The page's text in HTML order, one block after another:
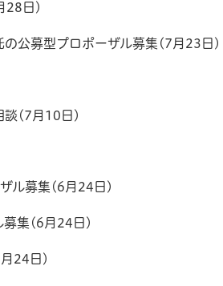
28日)
の公募型プロポーザル募集(7月23日)
談(7月10日)
ル募集(6月24日)
募集(6月24日)
24日)